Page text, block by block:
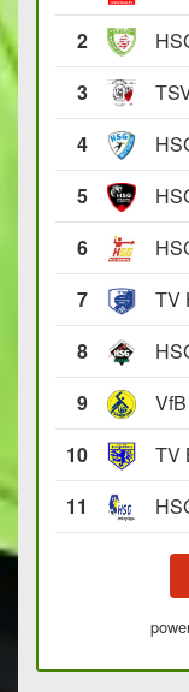
2
3
4
5
6
7
TV
8
9
10
TV
11